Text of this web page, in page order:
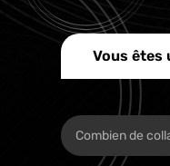
Vous êtes